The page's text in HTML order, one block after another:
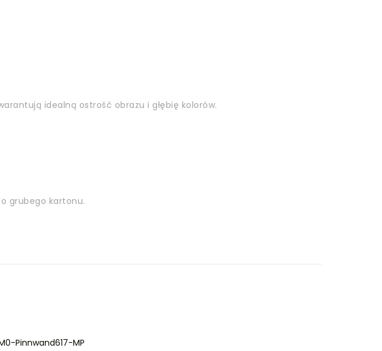
idealną ostrość obrazu i głębię kolorów.
grubego kartonu.
Pinnwand617-MP